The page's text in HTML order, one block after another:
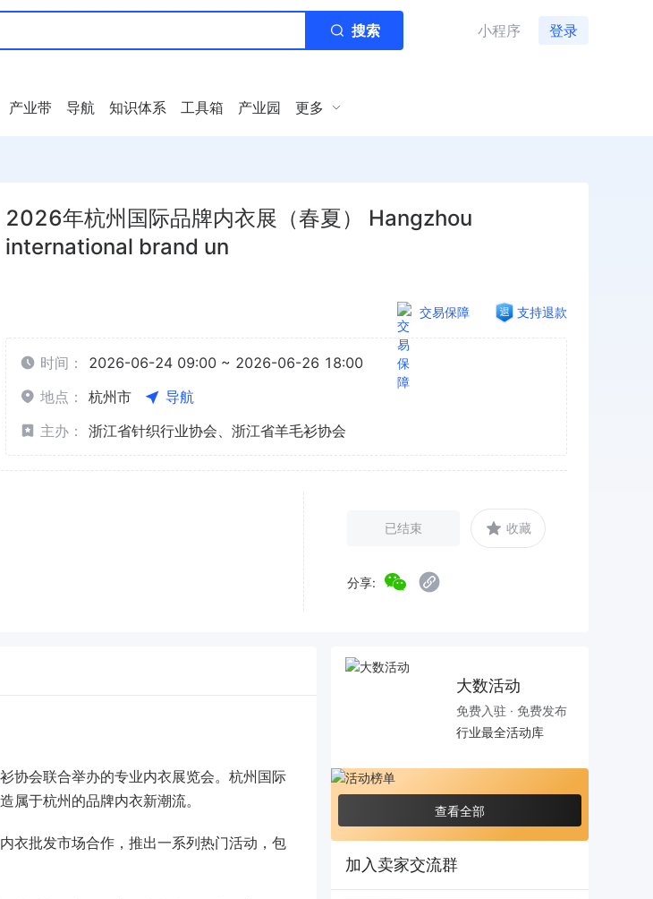
搜索 小程序 登录
产业带 导航 知识体系 工具箱 产业园 更多
2026年杭州国际品牌内衣展（春夏） Hangzhou
international brand un
交易保障 支持退款
时间：
2026-06-24 09:00 ~ 2026-06-26 18:00
地点：
杭州市
导航
主办：
浙江省针织行业协会、浙江省羊毛衫协会
已结束 收藏
分享:
协会联合举办的专业内衣展览会。杭州国际
属于杭州的品牌内衣新潮流。
衣批发市场合作，推出一系列热门活动，包
大数活动
免费入驻 · 免费发布
行业最全活动库
查看全部
加入卖家交流群